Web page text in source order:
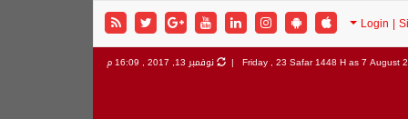
Friday , 23 Safar 1448 H as7 August نوفمبر 13, 2017 , 16:09 م